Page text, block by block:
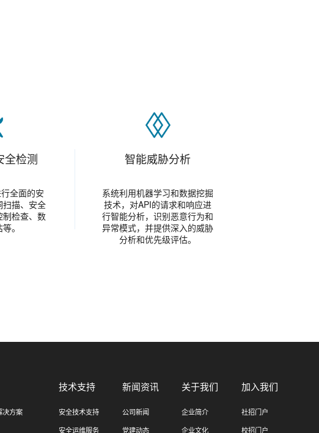
全检测
全面的安
扫描、安全
制检查、数
。
智能威胁分析
系统利用机器学习和数据挖掘
技术，对API的请求和响应进
行智能分析，识别恶意行为和
异常模式，并提供深入的威胁
分析和优先级评估。
决方案
技术支持
安全技术支持
安全运维服务
新闻资讯
公司新闻
党建动态
关于我们
企业简介
企业文化
加入我们
社招门户
校招门户